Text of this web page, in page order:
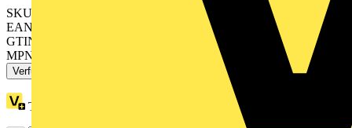
SKU: EVP1CNL32322
EAN: 3606481290601
GTIN: 3606481290601
MPN: EVP1CNL32322
Verfügbar: 2 Händler
Treuepunkte: